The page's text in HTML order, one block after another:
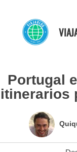
contenido
Portugal
itinerarios